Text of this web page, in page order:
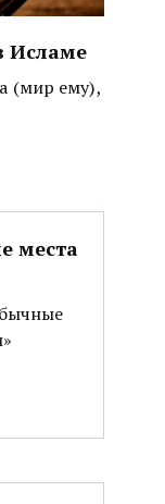
Исламе
(мир ему),
места